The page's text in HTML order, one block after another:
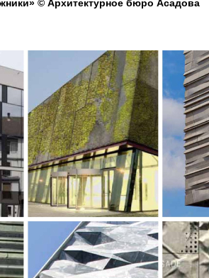
© Архитектурное бюро Асадова